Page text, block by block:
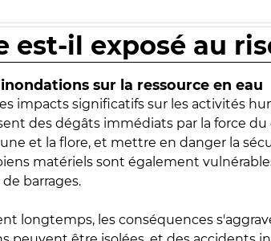
est-il exposé au
sur la ressource en eau
impacts significatifs sur les activités
des dégâts immédiats par la force
et la flore, et mettre en danger la
matériels sont également
barrages.
longtemps, les conséquences